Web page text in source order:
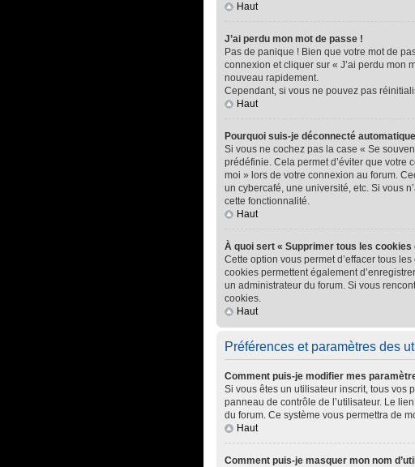
Haut
J’ai perdu mon mot de passe !
Pas de panique ! Bien que votre mot de
connexion et cliquer sur « J’ai perdu mon
nouveau rapidement.
Cependant, si vous ne pouvez pas
Haut
Pourquoi suis-je déconnecté
Si vous ne cochez pas la case « Se
prédéfinie. Cela permet d’éviter que votre
moi » lors de votre connexion au forum.
un cybercafé, une université, etc. Si vous
cette fonctionnalité.
Haut
À quoi sert « Supprimer tous les cookies
Cette option vous permet d’effacer tous
cookies permettent également
un administrateur du forum. Si vous
cookies.
Haut
Préférences et paramètres des
Comment puis-je modifier mes
Si vous êtes un utilisateur inscrit, tous vos
panneau de contrôle de l’utilisateur. Le
du forum. Ce système vous permettra de
Haut
Comment puis-je masquer mon nom